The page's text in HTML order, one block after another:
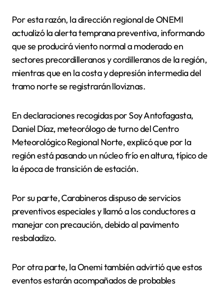
Por esta razón, la dirección regional de ONEMI
actualizó la alerta temprana preventiva, informando
que se producirá viento normal a moderado en
sectores precordilleranos y cordilleranos de la región,
mientras que en la costa y depresión intermedia del
tramo norte se registrarán lloviznas.
En declaraciones recogidas por Soy Antofagasta,
Daniel Díaz, meteorólogo de turno del Centro
Meteorológico Regional Norte, explicó que por la
región está pasando un núcleo frío en altura, típico de
la época de transición de estación.
Por su parte, Carabineros dispuso de servicios
preventivos especiales y llamó a los conductores a
manejar con precaución, debido al pavimento
resbaladizo.
Por otra parte, la Onemi también advirtió que estos
eventos estarán acompañados de probables